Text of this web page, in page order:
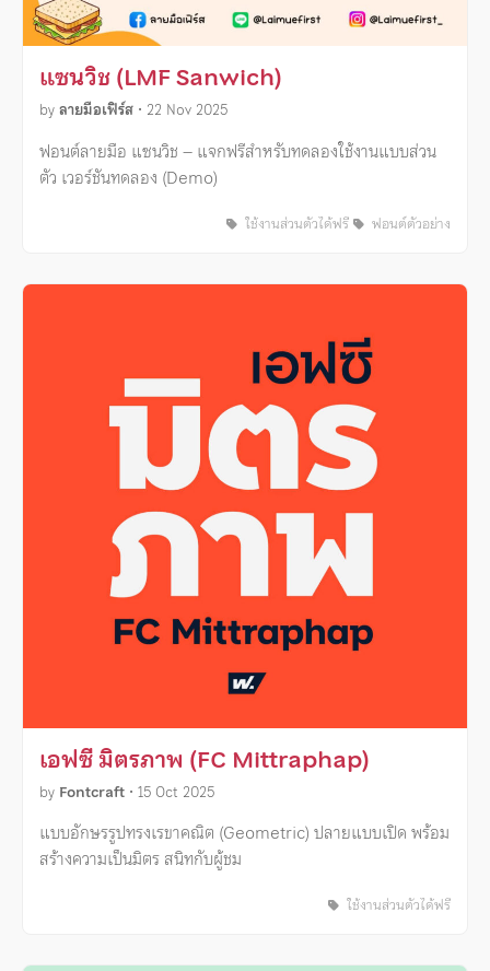
แซนวิช (LMF Sanwich)
byลายมือเฟิร์ส • 22 Nov 2025
ฟอนต์ลายมือ แซนวิช – แจกฟรีสำหรับทดลองใช้งานแบบส่วน
ตัว เวอร์ชันทดลอง (Demo)
ใช้งานส่วนตัวได้ฟรี ฟอนต์ตัวอย่าง
เอฟซี มิตรภาพ (FC Mittraphap)
by Fontcraft • 15 Oct 2025
แบบอักษรรูปทรงเรขาคณิต (Geometric) ปลายแบบเปิด พร้อม
สร้างความเป็นมิตร สนิทกับผู้ชม
ใช้งานส่วนตัวได้ฟรี